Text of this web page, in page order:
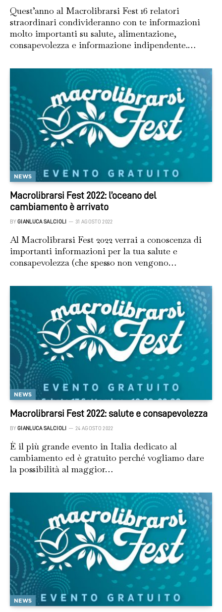
Quest’anno al Macrolibrarsi Fest 16 relatori
straordinari condivideranno con te informazioni
molto importanti su salute, alimentazione,
consapevolezza e informazione indipendente.…
NEWS
Macrolibrarsi Fest 2022: l’oceano del
cambiamento è arrivato
BY GIANLUCA SALCIOLI 31 AGOSTO 2022
Al Macrolibrarsi Fest 2022 verrai a conoscenza di
importanti informazioni per la tua salute e
consapevolezza (che spesso non vengono…
NEWS
Macrolibrarsi Fest 2022: salute e consapevolezza
BY GIANLUCA SALCIOLI 24 AGOSTO 2022
È il più grande evento in Italia dedicato al
cambiamento ed è gratuito perché vogliamo dare
la possibilità al maggior…
NEWS